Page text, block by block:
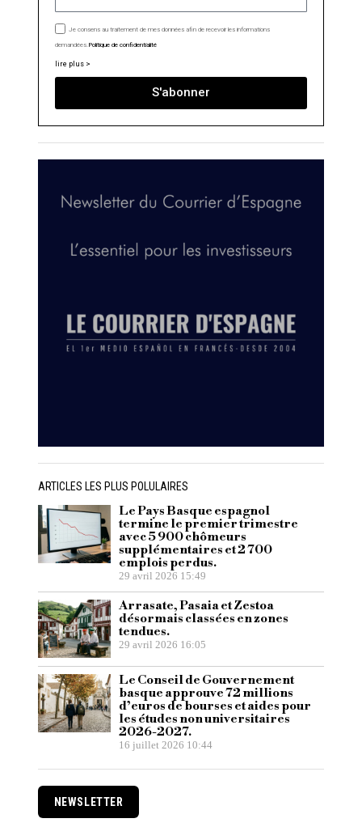
Je consens au traitement de mes données afin de recevoir les informations
demandées.Politique de confidentialité
lire plus >
S'abonner
ARTICLES LES PLUS POLULAIRES
Le Pays Basque espagnol
termine le premier trimestre
avec 5 900 chômeurs
supplémentaires et 2 700
emplois perdus.
29 avril 2026 15:49
Arrasate, Pasaia et Zestoa
désormais classées en zones
tendues.
29 avril 2026 16:05
Le Conseil de Gouvernement
basque approuve 72 millions
d’euros de bourses et aides pour
les études non universitaires
2026-2027.
16 juillet 2026 10:44
NEWSLETTER